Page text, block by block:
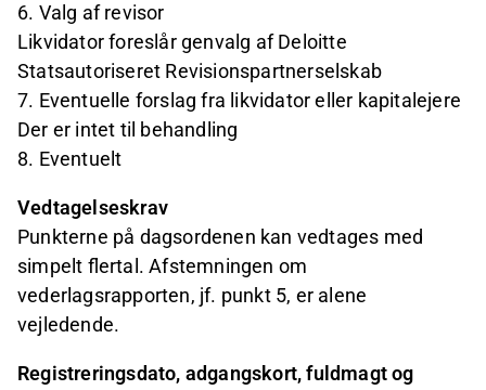
6. Valg af revisor
Likvidator foreslår genvalg af Deloitte
Statsautoriseret Revisionspartnerselskab
7. Eventuelle forslag fra likvidator eller kapitalejere
Der er intet til behandling
8. Eventuelt
Vedtagelseskrav
Punkterne på dagsordenen kan vedtages med
simpelt flertal. Afstemningen om
vederlagsrapporten, jf. punkt 5, er alene
vejledende.
Registreringsdato, adgangskort, fuldmagt og